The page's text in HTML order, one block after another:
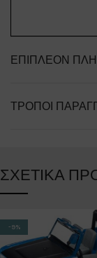
ΕΠΙΠΛΈΟΝ
ΤΡΌΠΟΙ
ΣΧΕΤΙΚΆ
-9%